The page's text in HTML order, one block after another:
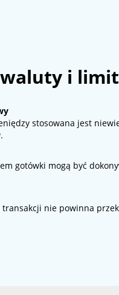
waluty i
stosowana jest
gotówki mogą być
nie powinna